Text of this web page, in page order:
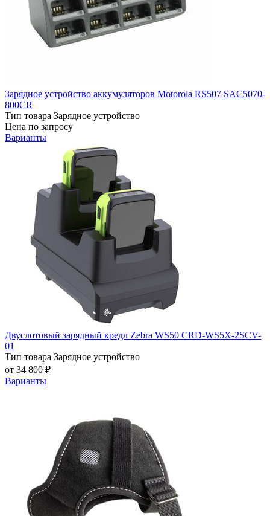
Зарядное устройство аккумуляторов Motorola RS507 SAC5070-
800CR
Тип товара Зарядное устройство
Цена по запросу
Варианты
Двуслотовый зарядный кредл Zebra WS50 CRD-WS5X-2SCV-
01
Тип товара Зарядное устройство
от 34 800 ₽
Варианты